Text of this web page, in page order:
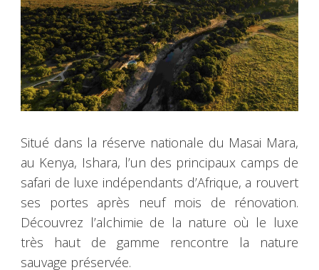
Situé dans la réserve nationale du Masai Mara,
au Kenya, Ishara, l’un des principaux camps de
safari de luxe indépendants d’Afrique, a rouvert
ses portes après neuf mois de rénovation.
Découvrez l’alchimie de la nature où le luxe
très haut de gamme rencontre la nature
sauvage préservée.